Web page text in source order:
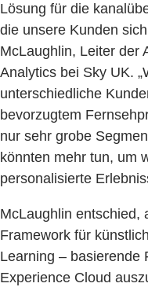
Lösung für die
die unsere Kunden
McLaughlin, Leiter der
Analytics bei Sky UK.
unterschiedliche
bevorzugtem
nur sehr grobe
könnten mehr tun, um
personalisierte
McLaughlin entschied,
Framework für
Learning – basierende
Experience Cloud